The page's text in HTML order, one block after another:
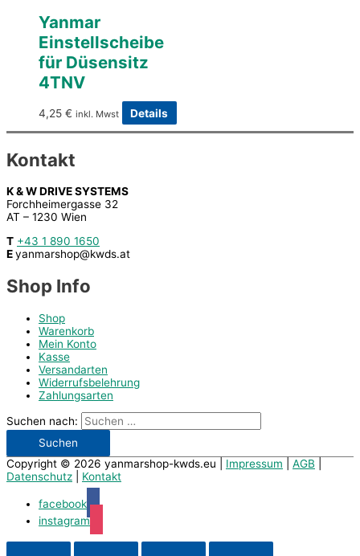
Yanmar
Einstellscheibe
für Düsensitz
4TNV
4,25 € inkl. Mwst Details
Kontakt
K & W DRIVE SYSTEMS
Forchheimergasse 32
AT – 1230 Wien
T +43 1 890 1650
Eyanmarshop@kwds.at
Shop Info
Shop
Warenkorb
Mein Konto
Kasse
Versandarten
Widerrufsbelehrung
Zahlungsarten
Suchen nach:
Copyright © 2026 yanmarshop-kwds.eu Impressum AGB
Datenschutz
Kontakt
facebook
instagram